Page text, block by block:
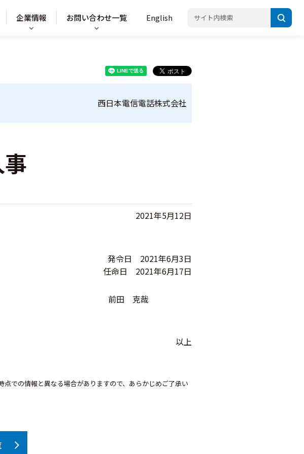
企業情報 お問い合わせ一覧 English
西日本電信電話株式会社
2021年5月12日
発令日 2021年6月3日
任命日 2021年6月17日
前田 克哉
以上
での情報と異なる場合がありますので、あらかじめご了承い